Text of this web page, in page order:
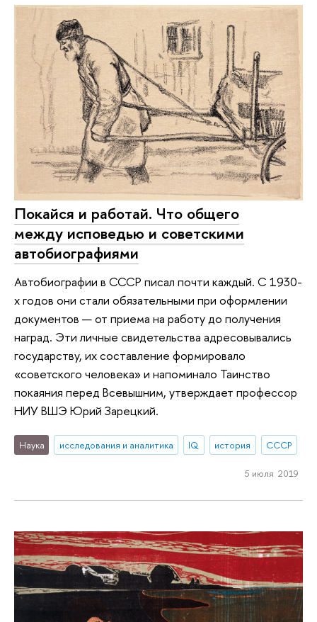
Покайся и работай. Что общего
между исповедью и советскими
автобиографиями
Автобиографии в СССР писал почти каждый. С 1930-
х годов они стали обязательными при оформлении
документов — от приема на работу до получения
наград. Эти личные свидетельства адресовывались
государству, их составление формировало
«советского человека» и напоминало Таинство
покаяния перед Всевышним, утверждает профессор
НИУ ВШЭ Юрий Зарецкий.
Наука исследования и аналитика IQ история СССР
5 июля 2019